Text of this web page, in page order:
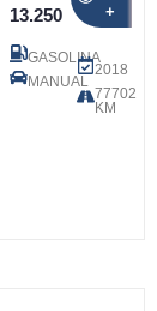
13.250
+
GASOLINA
MANUAL
2018
77702
KM